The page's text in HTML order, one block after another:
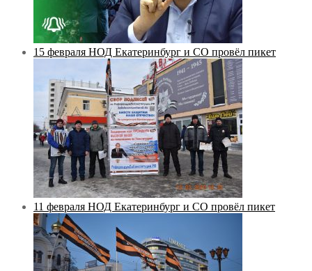
15 февраля НОД Екатеринбург и СО провёл пикет
11 февраля НОД Екатеринбург и СО провёл пикет